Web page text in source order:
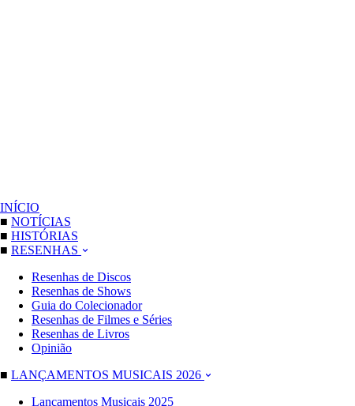
INÍCIO
■ NOTÍCIAS
■ HISTÓRIAS
■ RESENHAS
Resenhas de Discos
Resenhas de Shows
Guia do Colecionador
Resenhas de Filmes e Séries
Resenhas de Livros
Opinião
■ LANÇAMENTOS MUSICAIS 2026
Lançamentos Musicais 2025